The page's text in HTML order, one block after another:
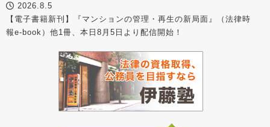
2026.8.5
【電子書籍新刊】『マンションの管理・再生の新局面』（法律時
報e-book）他1冊、本日8月5日より配信開始！